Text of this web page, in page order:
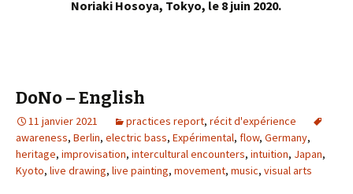
Noriaki Hosoya, Tokyo, le 8 juin 2020.
DoNo – English
11 janvier 2021 practices report, récit d'expérience
awareness, Berlin, electric bass, Expérimental, flow, Germany,
heritage, improvisation, intercultural encounters, intuition, Japan,
Kyoto, live drawing, live painting, movement, music, visual arts